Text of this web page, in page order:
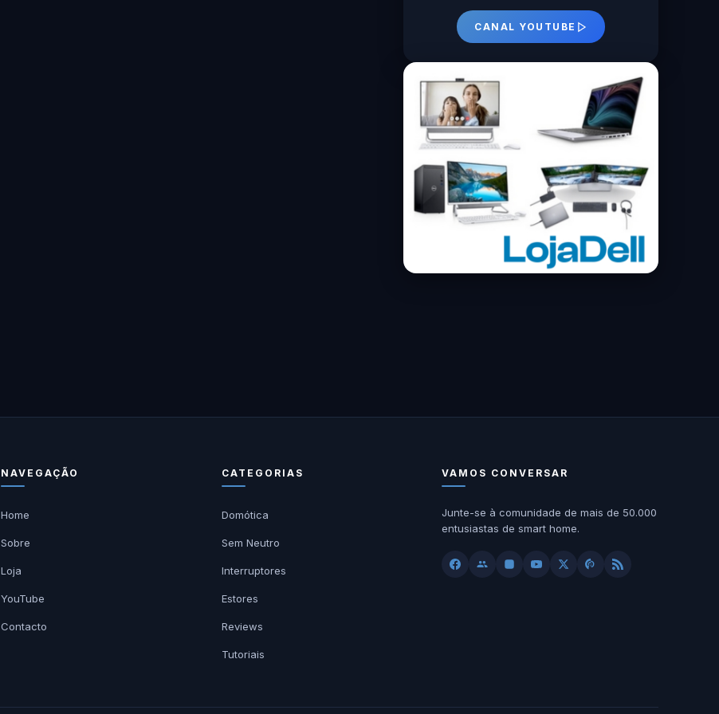
CANAL YOUTUBE
NAVEGAÇÃO
Home
Sobre
Loja
YouTube
Contacto
CATEGORIAS
Domótica
Sem Neutro
Interruptores
Estores
Reviews
Tutoriais
VAMOS CONVERSAR
Junte-se à comunidade de mais de 50.000
entusiastas de smart home.